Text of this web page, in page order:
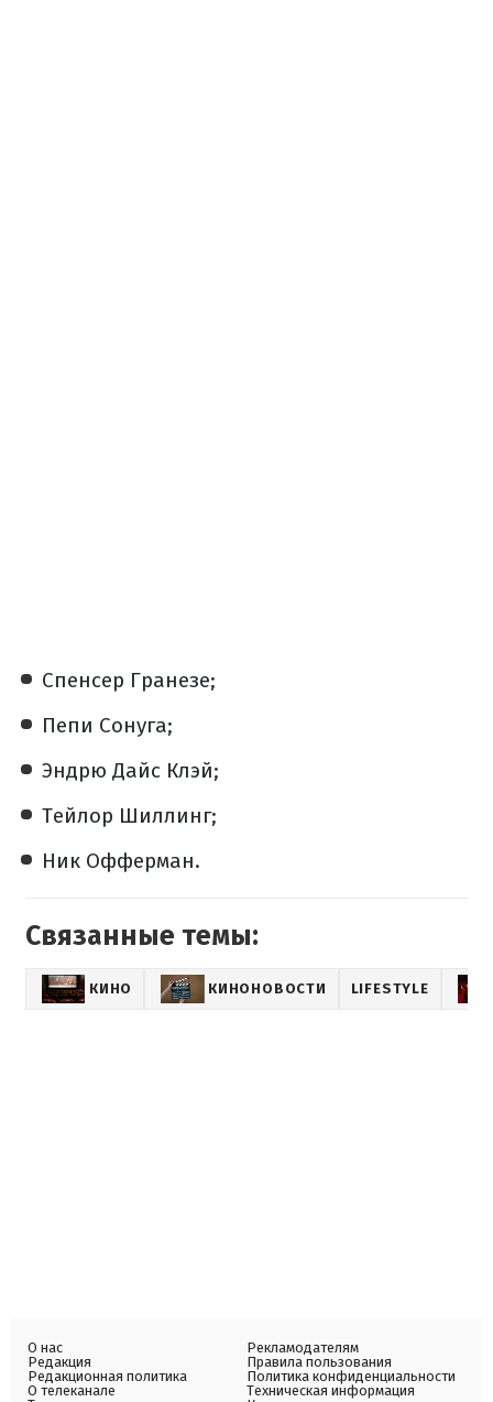
Спенсер Гранезе;
Пепи Сонуга;
Эндрю Дайс Клэй;
Тейлор Шиллинг;
Ник Офферман.
Связанные темы:
КИНО КИНОНОВОСТИ LIFESTYLE
О нас
Редакция
Редакционная политика
О телеканале
Рекламодателям
Правила пользования
Политика конфиденциальности
Техническая информация